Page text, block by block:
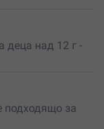
деца над 12 г -
подходящо за